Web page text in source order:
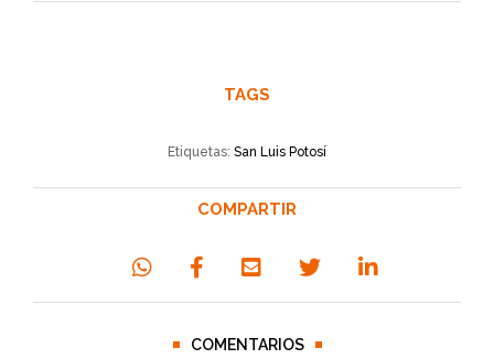
TAGS
Etiquetas: San Luis Potosí
COMPARTIR
COMENTARIOS